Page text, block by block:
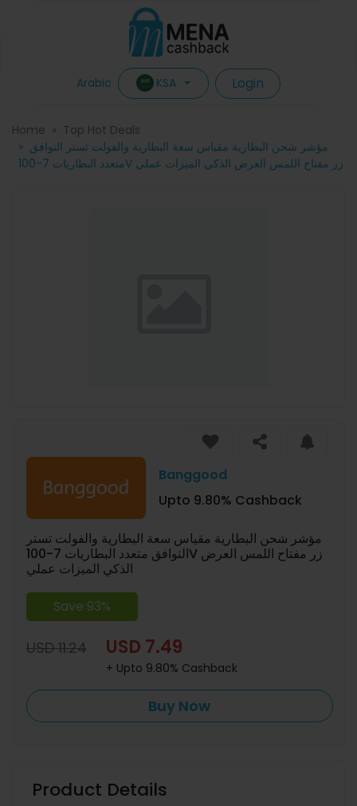
Arabic KSA Login
Home
Top Hot Deals
مؤشر شحن البطارية مقياس سعة البطارية والفولت تستر التوافق
متعدد البطاريات 7-100V زر مفتاح اللمس العرض الذكي الميزات عملي
Banggood
Upto 9.80% Cashback
مؤشر شحن البطارية مقياس سعة البطارية والفولت تستر
التوافق متعدد البطاريات 7-100V زر مفتاح اللمس العرض
الذكي الميزات عملي
Save 93%
USD 11.24 USD 7.49
+ Upto 9.80% Cashback
Buy Now
Product Details